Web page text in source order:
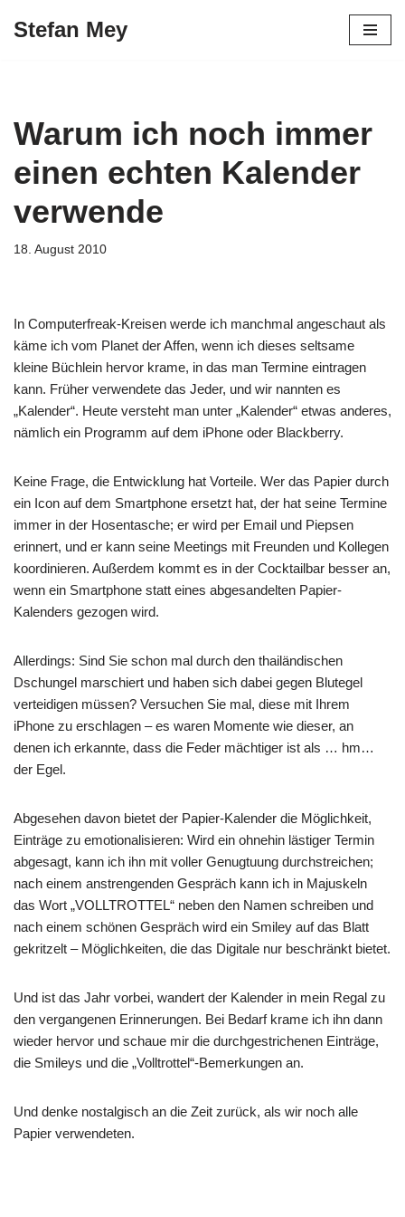
Stefan Mey
Warum ich noch immer
einen echten Kalender
verwende
18. August 2010
In Computerfreak-Kreisen werde ich manchmal angeschaut als
käme ich vom Planet der Affen, wenn ich dieses seltsame
kleine Büchlein hervor krame, in das man Termine eintragen
kann. Früher verwendete das Jeder, und wir nannten es
„Kalender“. Heute versteht man unter „Kalender“ etwas anderes,
nämlich ein Programm auf dem iPhone oder Blackberry.
Keine Frage, die Entwicklung hat Vorteile. Wer das Papier durch
ein Icon auf dem Smartphone ersetzt hat, der hat seine Termine
immer in der Hosentasche; er wird per Email und Piepsen
erinnert, und er kann seine Meetings mit Freunden und Kollegen
koordinieren. Außerdem kommt es in der Cocktailbar besser an,
wenn ein Smartphone statt eines abgesandelten Papier-
Kalenders gezogen wird.
Allerdings: Sind Sie schon mal durch den thailändischen
Dschungel marschiert und haben sich dabei gegen Blutegel
verteidigen müssen? Versuchen Sie mal, diese mit Ihrem
iPhone zu erschlagen – es waren Momente wie dieser, an
denen ich erkannte, dass die Feder mächtiger ist als … hm…
der Egel.
Abgesehen davon bietet der Papier-Kalender die Möglichkeit,
Einträge zu emotionalisieren: Wird ein ohnehin lästiger Termin
abgesagt, kann ich ihn mit voller Genugtuung durchstreichen;
nach einem anstrengenden Gespräch kann ich in Majuskeln
das Wort „VOLLTROTTEL“ neben den Namen schreiben und
nach einem schönen Gespräch wird ein Smiley auf das Blatt
gekritzelt – Möglichkeiten, die das Digitale nur beschränkt bietet.
Und ist das Jahr vorbei, wandert der Kalender in mein Regal zu
den vergangenen Erinnerungen. Bei Bedarf krame ich ihn dann
wieder hervor und schaue mir die durchgestrichenen Einträge,
die Smileys und die „Volltrottel“-Bemerkungen an.
Und denke nostalgisch an die Zeit zurück, als wir noch alle
Papier verwendeten.